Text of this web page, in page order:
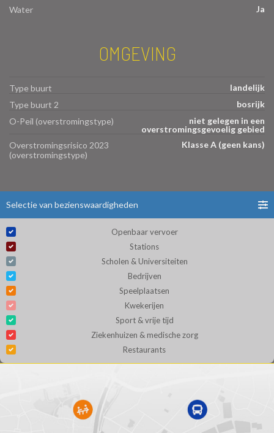
Water Ja
OMGEVING
Type buurt
landelijk
Type buurt 2
bosrijk
O-Peil (overstromingstype)
niet gelegen in een
overstromingsgevoelig gebied
Overstromingsrisico 2023
(overstromingstype)
Klasse A (geen kans)
Selectie van bezienswaardigheden
Openbaar vervoer
Stations
Scholen & Universiteiten
Bedrijven
Speelplaatsen
Kwekerijen
Sport & vrije tijd
Ziekenhuizen & medische zorg
Restaurants